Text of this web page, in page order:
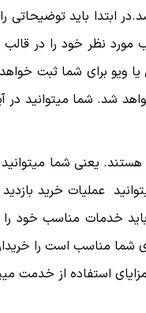
ابتدا باید توضیحاتی
مورد نظر خود را در
ویو برای شما ثبت خواهد
شد. شما میتوانید در
یعنی شما
عملیات خرید بازدید
خدمات مناسب خود را
شما مناسب است را
استفاده از خدمت